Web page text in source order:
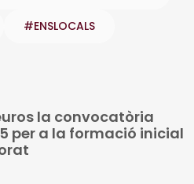
#ENSLOCALS
la convocatòria
per a la formació inicial